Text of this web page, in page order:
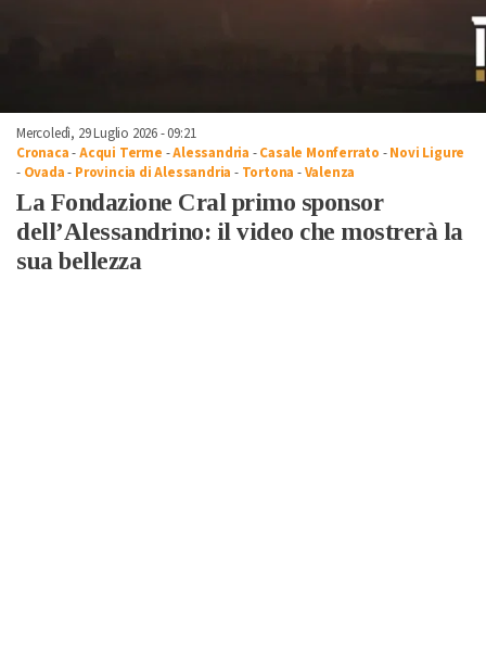
Mercoledì, 29 Luglio 2026 - 09:21
Cronaca-Acqui Terme -Alessandria -Casale Monferrato -Novi Ligure
- Ovada- Provincia di Alessandria - Tortona -Valenza
La Fondazione Cral primo sponsor
dell’Alessandrino: il video che mostrerà la
sua bellezza